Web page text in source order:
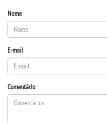
Nome
E-mail
Comentário